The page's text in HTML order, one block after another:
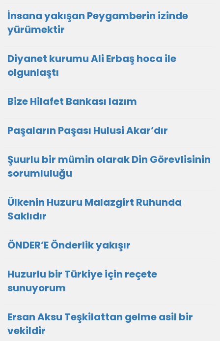
İnsana yakışan Peygamberin izinde
yürümektir
Diyanet kurumu Ali Erbaş hoca ile
olgunlaştı
Bize Hilafet Bankası lazım
Paşaların Paşası Hulusi Akar’dır
Şuurlu bir mümin olarak Din Görevlisinin
sorumluluğu
Ülkenin Huzuru Malazgirt Ruhunda
Saklıdır
ÖNDER’E Önderlik yakışır
Huzurlu bir Türkiye için reçete
sunuyorum
Ersan Aksu Teşkilattan gelme asil bir
vekildir